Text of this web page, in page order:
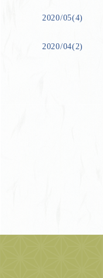
2020/05(4)
2020/04(2)